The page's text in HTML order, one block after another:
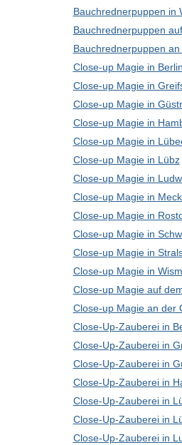
Bauchrednerpuppen in
Bauchrednerpuppen
Bauchrednerpuppen
Close-up Magie in Berlin
Close-up Magie in
Close-up Magie in
Close-up Magie in
Close-up Magie in
Close-up Magie in Lübz
Close-up Magie in
Close-up Magie in
Close-up Magie in
Close-up Magie in
Close-up Magie in
Close-up Magie in
Close-up Magie auf
Close-up Magie an der
Close-Up-Zauberei in
Close-Up-Zauberei in
Close-Up-Zauberei in
Close-Up-Zauberei in
Close-Up-Zauberei in
Close-Up-Zauberei in
Close-Up-Zauberei in